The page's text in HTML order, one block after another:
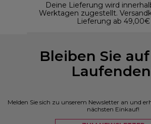
Deine Lieferung wird
Werktagen zugestellt.
Lieferung ab 49,00€
Bleiben Sie
Melden Sie sich zu unserem Newsletter an und
nächsten Einkauf!